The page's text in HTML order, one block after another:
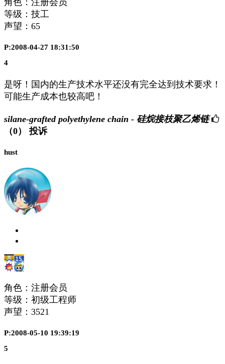
角色：注册会员
等级：技工
声望： 65
P:2008-04-27 18:31:50
4
是呀！国内的生产技术水平还没有完全达到技术要求！
可能生产成本也较高吧！
silane-grafted polyethylene chain - 硅烷接枝聚乙烯链
（0）
投诉
hust
角色：注册会员
等级：初级工程师
声望： 3521
P:2008-05-10 19:39:19
5